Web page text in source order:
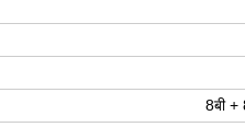
8बी +